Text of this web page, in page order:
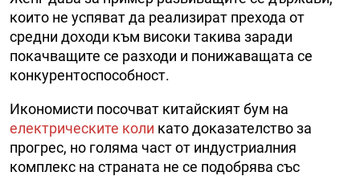
които не успяват да реализират прехода от
средни доходи към високи такива заради
покачващите се разходи и понижаващата се
конкурентоспособност.
Икономисти посочват китайският бум на
електрическите коли като доказателство за
прогрес, но голяма част от индустриалния
комплекс на страната не се подобрява със